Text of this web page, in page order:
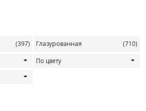
(397) Глазурованная
(710)
По цвету